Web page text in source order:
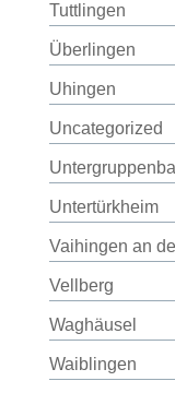
Tuttlingen
Überlingen
Uhingen
Uncategorized
Untertürkheim
Vaihingen an
Vellberg
Waghäusel
Waiblingen